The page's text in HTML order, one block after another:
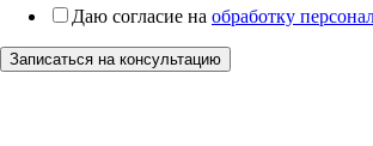
Даю согласие на обработку
Записаться на консультацию